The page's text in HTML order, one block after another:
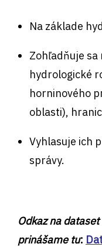
Na základe
Zohľadňuje sa
hydrologické
horninového
oblasti),
Vyhlasuje ich
správy.
Odkaz na
prinášame tu: